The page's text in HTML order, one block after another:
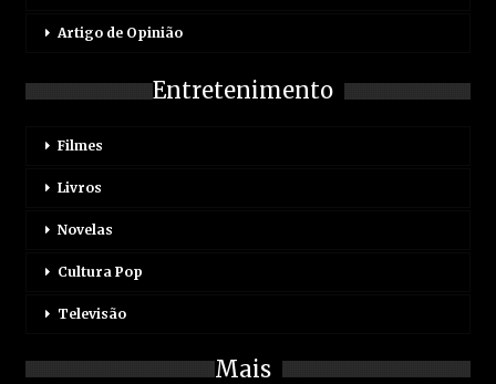
Artigo de Opinião
Entretenimento
Filmes
Livros
Novelas
Cultura Pop
Televisão
Mais